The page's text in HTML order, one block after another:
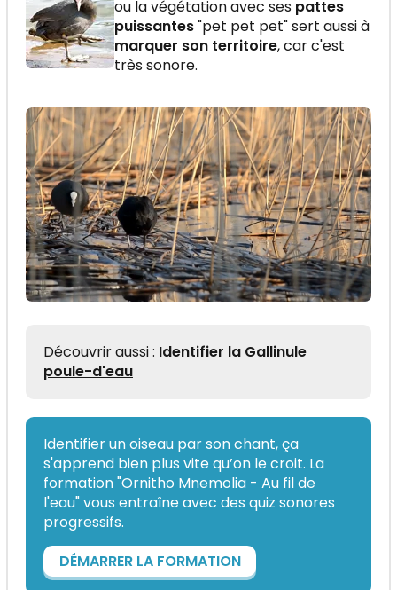
ou la végétation avec ses pattes
puissantes"pet pet pet" sert aussi à
marquer son territoire, car c'est
très sonore.
Découvrir aussi : Identifier la Gallinule
poule-d'eau
Identifier un oiseau par son chant, ça
s'apprend bien plus vite qu’on le croit. La
formation "Ornitho Mnemolia - Au fil de
l'eau" vous entraîne avec des quiz sonores
progressifs.
DÉMARRER LA FORMATION